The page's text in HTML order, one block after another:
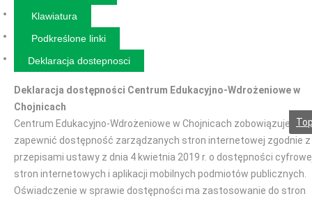
Klawiatura
Podkreślone linki
Deklaracja dostepnosci
Deklaracja dostępności Centrum Edukacyjno-Wdrożeniowe w
Chojnicach
Centrum Edukacyjno-Wdrożeniowe w Chojnicach zobowiązuje się
zapewnić dostępność zarządzanych stron internetowej zgodnie z
przepisami ustawy z dnia 4 kwietnia 2019 r. o dostępności
stron internetowych i aplikacji mobilnych podmiotów publicznych.
Oświadczenie w sprawie dostępności ma zastosowanie do stron